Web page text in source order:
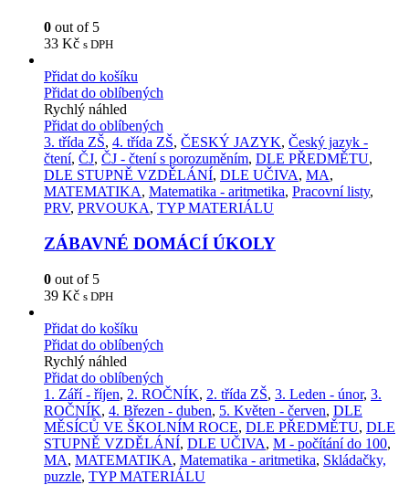
0 out of 5
33 Kč s DPH
Přidat do košíku
Přidat do oblíbených
Rychlý náhled
Přidat do oblíbených
3. třída ZŠ, 4. třída ZŠ, ČESKÝ JAZYK, Český jazyk -
čtení, ČJ, ČJ - čtení s porozuměním, DLE PŘEDMĚTU,
DLE STUPNĚ VZDĚLÁNÍ, DLE UČIVA, MA,
MATEMATIKA, Matematika - aritmetika, Pracovní listy,
PRV, PRVOUKA, TYP MATERIÁLU
ZÁBAVNÉ DOMÁCÍ ÚKOLY
0 out of 5
39 Kč s DPH
Přidat do košíku
Přidat do oblíbených
Rychlý náhled
Přidat do oblíbených
1. Září - říjen, 2. ROČNÍK, 2. třída ZŠ, 3. Leden - únor, 3.
ROČNÍK, 4. Březen - duben, 5. Květen - červen, DLE
MĚSÍCŮ VE ŠKOLNÍM ROCE, DLE PŘEDMĚTU, DLE
STUPNĚ VZDĚLÁNÍ, DLE UČIVA, M - počítání do 100,
MA, MATEMATIKA, Matematika - aritmetika, Skládačky,
puzzle, TYP MATERIÁLU